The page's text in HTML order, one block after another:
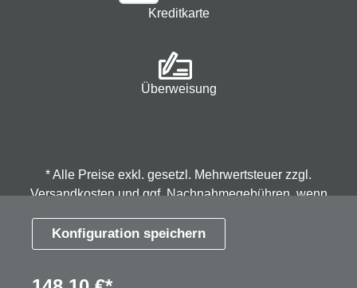
Konfiguration speichern
Kreditkarte
Überweisung
* Alle Preise exkl. gesetzl. Mehrwertsteuer zzgl.
Versandkostenund ggf. Nachnahmegebühren, wenn